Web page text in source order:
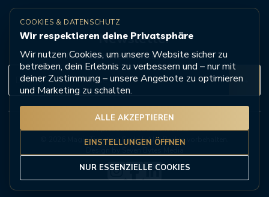
Newsletter
Jetzt zum Newsletter anmelden
→
ImpressumAGBDatenschutz
© 2026 Magic Ticketing GmbH. Alle Rechte vorbehalten.
COOKIES & DATENSCHUTZ
Wir respektieren deine Privatsphäre
Wir nutzen Cookies, um unsere Website sicher zu
betreiben, dein Erlebnis zu verbessern und – nur mit
deiner Zustimmung – unsere Angebote zu optimieren
und Marketing zu schalten.
ALLE AKZEPTIEREN
EINSTELLUNGEN ÖFFNEN
NUR ESSENZIELLE COOKIES